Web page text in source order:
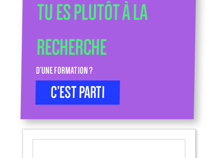
TU ES PLUTÔT À LA
RECHERCHE
D’UNE FORMATION ?
C’EST PARTI